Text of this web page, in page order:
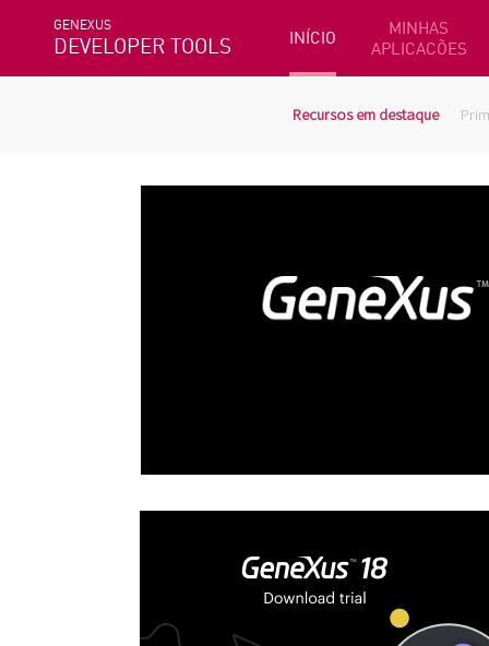
GENEXUS
DEVELOPER TOOLS INÍCIO
MINHAS
APLICACÕES
Recursos em destaque